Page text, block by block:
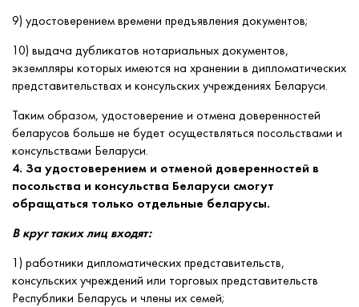
9) удостоверением времени предъявления документов;
10) выдача дубликатов нотариальных документов,
экземпляры которых имеются на хранении в дипломатических
представительствах и консульских учреждениях Беларуси.
Таким образом, удостоверение и отмена доверенностей
беларусов больше не будет осуществляться посольствами и
консульствами Беларуси.
4. За удостоверением и отменой доверенностей в
посольства и консульства Беларуси смогут
обращаться только отдельные беларусы.
В круг таких лиц входят:
1) работники дипломатических представительств,
консульских учреждений или торговых представительств
Республики Беларусь и члены их семей;